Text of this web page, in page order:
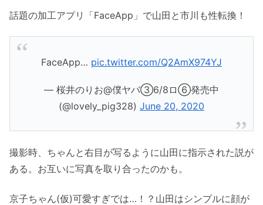
話題の加工アプリ「FaceApp」で山田と市川も性転換！
FaceApp… pic.twitter.com/Q2AmX974YJ
— 桜井のりお@僕ヤバ③6/8ロ⑥発売中
(@lovely_pig328) June 20, 2020
撮影時、ちゃんと右目が写るように山田に指示された説が
ある。お互いに写真を取り合ったのかも。
京子ちゃん(仮)可愛すぎでは…！？山田はシンプルに顔が